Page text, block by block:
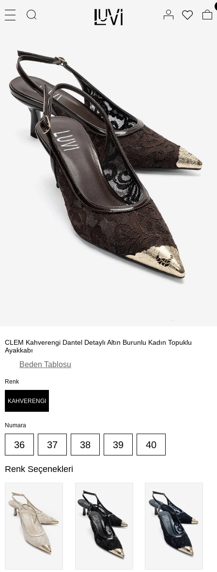
CLEM Kahverengi Dantel Detaylı Altın Burunlu Kadın Topuklu
Ayakkabı
Beden Tablosu
Renk
KAHVERENGI
Numara
36 37 38 39 40
Renk Seçenekleri